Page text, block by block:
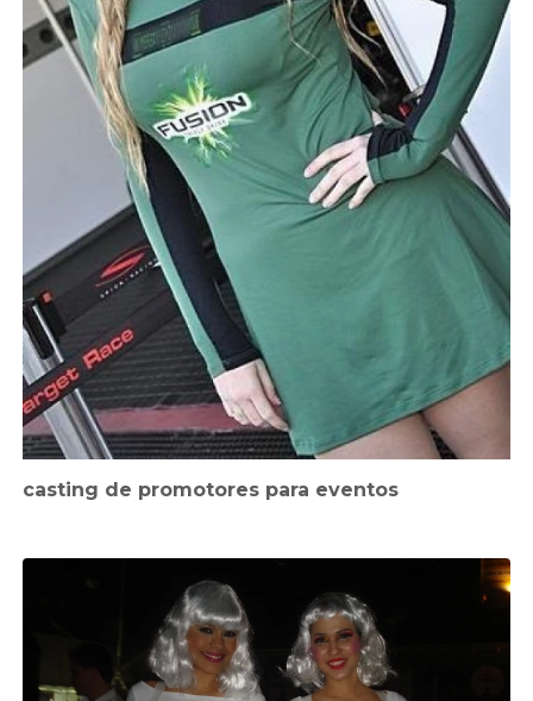
casting de promotores para eventos